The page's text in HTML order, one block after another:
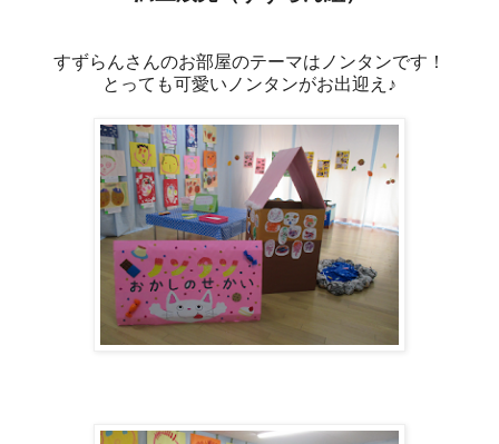
すずらんさんのお部屋のテーマはノンタンです！
とっても可愛いノンタンがお出迎え♪